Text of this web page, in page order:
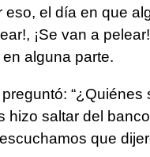
el día en que
¡Se van a
alguna parte.
hizo saltar del
que